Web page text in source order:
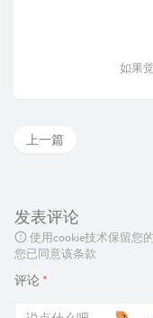
如果
上一篇
发表评论
使用cookie技术保留您
您已同意该条款
评论 *